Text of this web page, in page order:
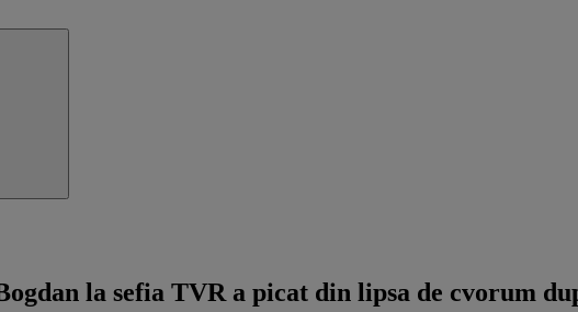
la sefia TVR a picat din lipsa de cvorum